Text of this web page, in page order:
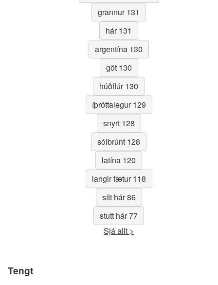
grannur 131
hár 131
argentína 130
göt 130
húðflúr 130
íþróttalegur 129
snyrt 128
sólbrúnt 128
latína 120
langir fætur 118
sítt hár 86
stutt hár 77
Sjá allt >
Tengt